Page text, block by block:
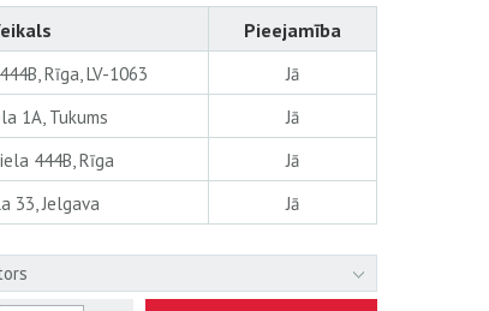
Pieejamība
Rīga, LV-1063
Jā
1A, Tukums
Jā
444B, Rīga
Jā
33, Jelgava
Jā